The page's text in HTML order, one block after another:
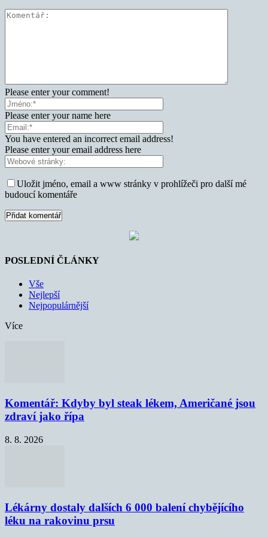
Please enter your comment!
Please enter your name here
You have entered an incorrect email address!
Please enter your email address here
Uložit jméno, email a www stránky v prohlížeči pro další mé
budoucí komentáře
POSLEDNÍ ČLÁNKY
Vše
Nejlepší
Nejpopulárnější
Více
Komentář: Kdyby byl steak lékem, Američané jsou
zdraví jako řípa
8. 8. 2026
Lékárny dostaly dalších 6 000 balení chybějícího
léku na rakovinu prsu